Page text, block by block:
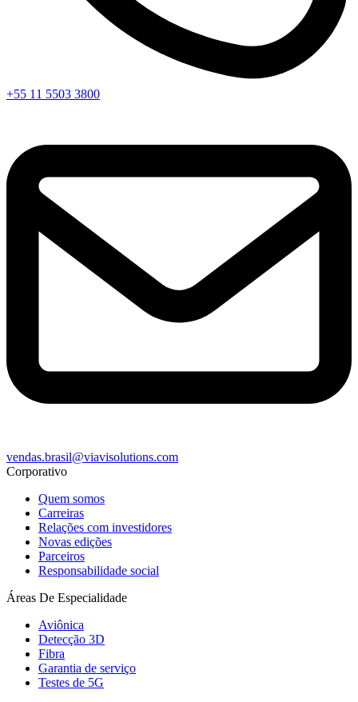
+55 11 5503 3800
vendas.brasil@viavisolutions.com
Corporativo
Quem somos
Carreiras
Relações com investidores
Novas edições
Parceiros
Responsabilidade social
Áreas De Especialidade
Aviônica
Detecção 3D
Fibra
Garantia de serviço
Testes de 5G